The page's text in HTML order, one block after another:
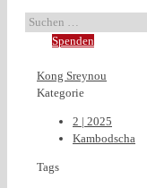
Spenden
Kong Sreynou
Kategorie
2 | 2025
Kambodscha
Tags